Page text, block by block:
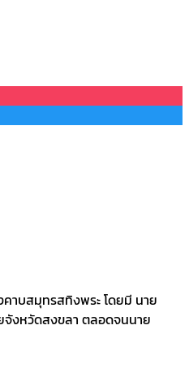
าบสมุทรสทิงพระ โดยมี นาย
จังหวัดสงขลา ตลอดจนนาย